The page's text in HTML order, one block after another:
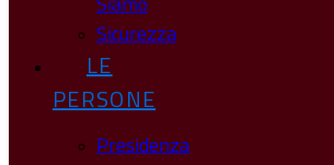
Sicurezza
LE
PERSONE
Presidenza